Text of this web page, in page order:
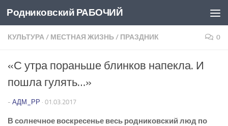
Перейти к содержимому
Родниковский РАБОЧИЙ
КУЛЬТУРА/ МЕСТНАЯ ЖИЗНЬ/ ПРАЗДНИК 0
«С утра пораньше блинков напекла. И
пошла гулять…»
- АДМ_РР · 01.03.2017
В солнечное воскресенье весь родниковский люд по